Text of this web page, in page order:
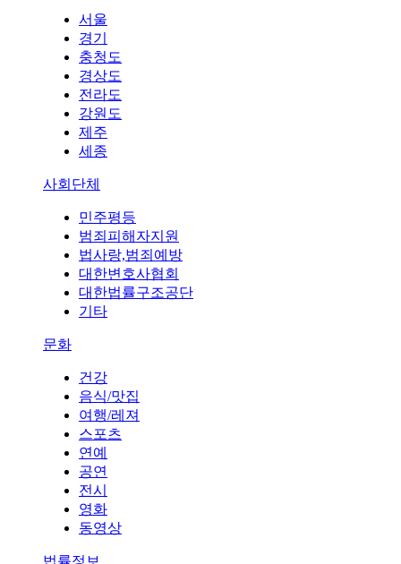
서울
경기
충청도
경상도
전라도
강원도
제주
세종
사회단체
민주평등
범죄피해자지원
법사랑,범죄예방
대한변호사협회
대한법률구조공단
기타
문화
건강
음식/맛집
여행/레져
스포츠
연예
공연
전시
영화
동영상
법률정보